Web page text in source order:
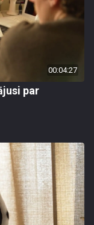
00:04:27
par